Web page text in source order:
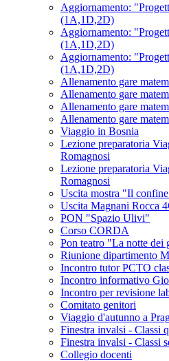
Aggiornamento:
(1A,1D,2D)
Aggiornamento:
(1A,1D,2D)
Aggiornamento:
(1A,1D,2D)
Allenamento gare
Allenamento gare
Allenamento gare
Allenamento gare
Viaggio in Bosnia
Lezione preparatoria
Romagnosi
Lezione preparatoria
Romagnosi
Uscita mostra "Il
Uscita Magnani Rocca
PON "Spazio Ulivi"
Corso CORDA
Pon teatro "La notte dei
Riunione dipartimento
Incontro tutor PCTO
Incontro informativo
Incontro per revisione
Comitato genitori
Viaggio d'autunno a
Finestra invalsi - Classi
Finestra invalsi - Classi
Collegio docenti